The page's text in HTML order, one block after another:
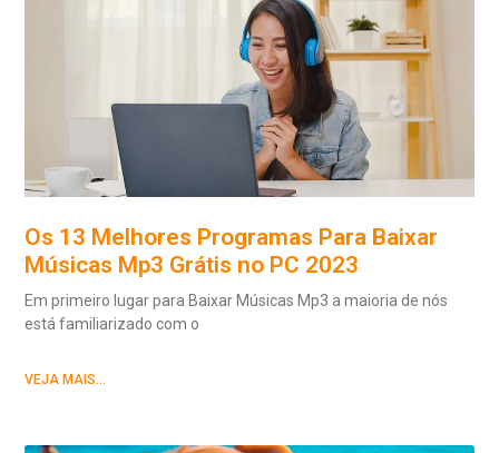
Os 13 Melhores Programas Para Baixar
Músicas Mp3 Grátis no PC 2023
Em primeiro lugar para Baixar Músicas Mp3 a maioria de nós
está familiarizado com o
VEJA MAIS...